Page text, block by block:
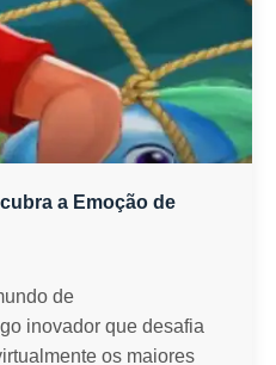
a Emoção de
de
inovador que desafia
os maiores